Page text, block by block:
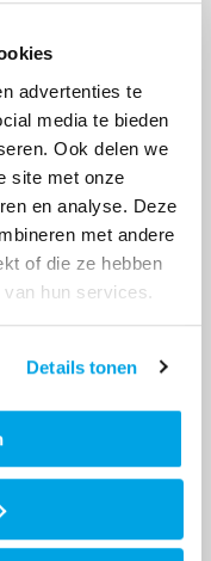
advertenties te
media te bieden
Ook delen we
site met onze
en analyse. Deze
met andere
of die ze hebben
hun services.
Details tonen
wordt het ’s
Schinkel,